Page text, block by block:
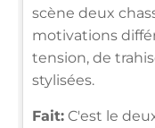
scène deux
motivations
tension, de
stylisées.
Fait: C'est le